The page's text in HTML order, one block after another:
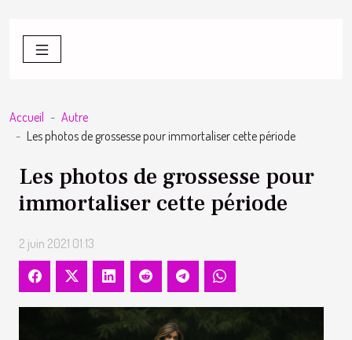
Accueil
Autre
Les photos de grossesse pour immortaliser cette période
Les photos de grossesse pour
immortaliser cette période
2 juin 2021 01:13